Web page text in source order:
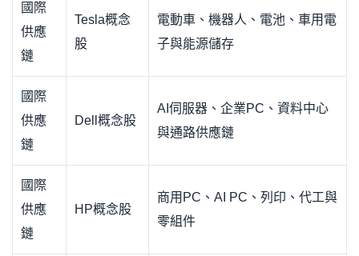
國際
供應
鏈
Tesla概念
股
電動車、機器人、電池、車用電
子與能源儲存
國際
供應
鏈
Dell概念股
AI伺服器、企業PC、資料中心
與通路供應鏈
國際
供應
鏈
HP概念股
商用PC、AI PC、列印、代工與
零組件